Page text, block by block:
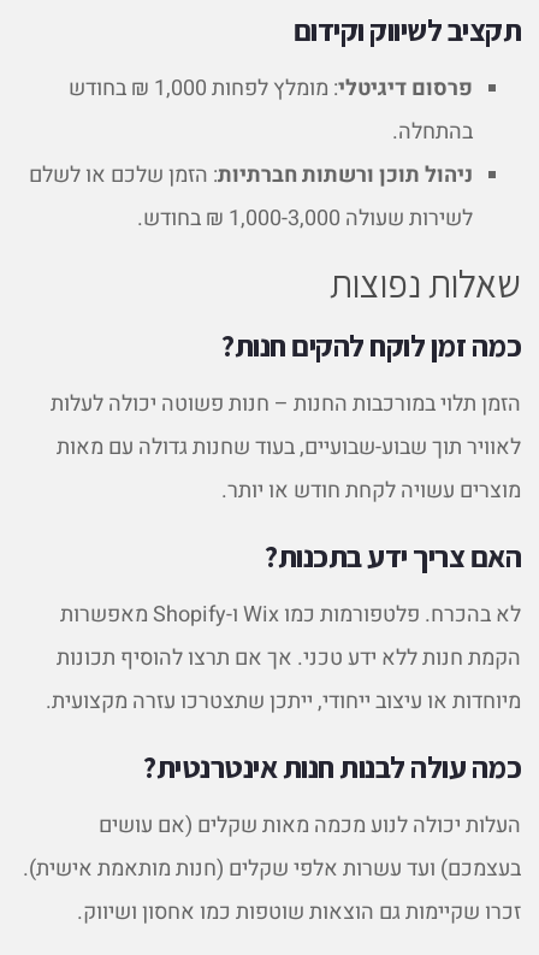
תקציב לשיווק וקידום
פרסום דיגיטלי
: מומלץ לפחות 1,000 ₪ בחודש
בהתחלה.
ניהול תוכן ורשתות חברתיות: הזמן שלכם או לשלם
לשירות שעולה 1,000-3,000 ₪ בחודש.
שאלות נפוצות
כמה זמן לוקח להקים חנות?
הזמן תלוי במורכבות החנות – חנות פשוטה יכולה לעלות
לאוויר תוך שבוע-שבועיים, בעוד שחנות גדולה עם מאות
מוצרים עשויה לקחת חודש או יותר.
האם צריך ידע בתכנות?
לא בהכרח. פלטפורמות כמו Wix ו-Shopify מאפשרות
הקמת חנות ללא ידע טכני. אך אם תרצו להוסיף תכונות
מיוחדות או עיצוב ייחודי, ייתכן שתצטרכו עזרה מקצועית.
כמה עולה לבנות חנות אינטרנטית?
העלות יכולה לנוע מכמה מאות שקלים (אם עושים
בעצמכם) ועד עשרות אלפי שקלים (חנות מותאמת אישית).
זכרו שקיימות גם הוצאות שוטפות כמו אחסון ושיווק.